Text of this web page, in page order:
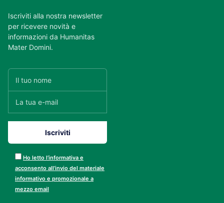
Iscriviti alla nostra newsletter
per ricevere novità e
informazioni da Humanitas
Mater Domini.
Ho letto l’informativa e
acconsento all’invio del materiale
informativo e promozionale a
mezzo email